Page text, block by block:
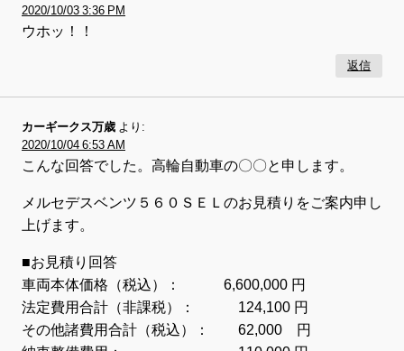
2020/10/03 3:36 PM
ウホッ！！
返信
カーギークス万歳 より:
2020/10/04 6:53 AM
こんな回答でした。高輪自動車の〇〇と申します。
メルセデスベンツ５６０ＳＥＬのお見積りをご案内申し
上げます。
■お見積り回答
車両本体価格（税込）： 6,600,000 円
法定費用合計（非課税）： 124,100 円
その他諸費用合計（税込）： 62,000 円